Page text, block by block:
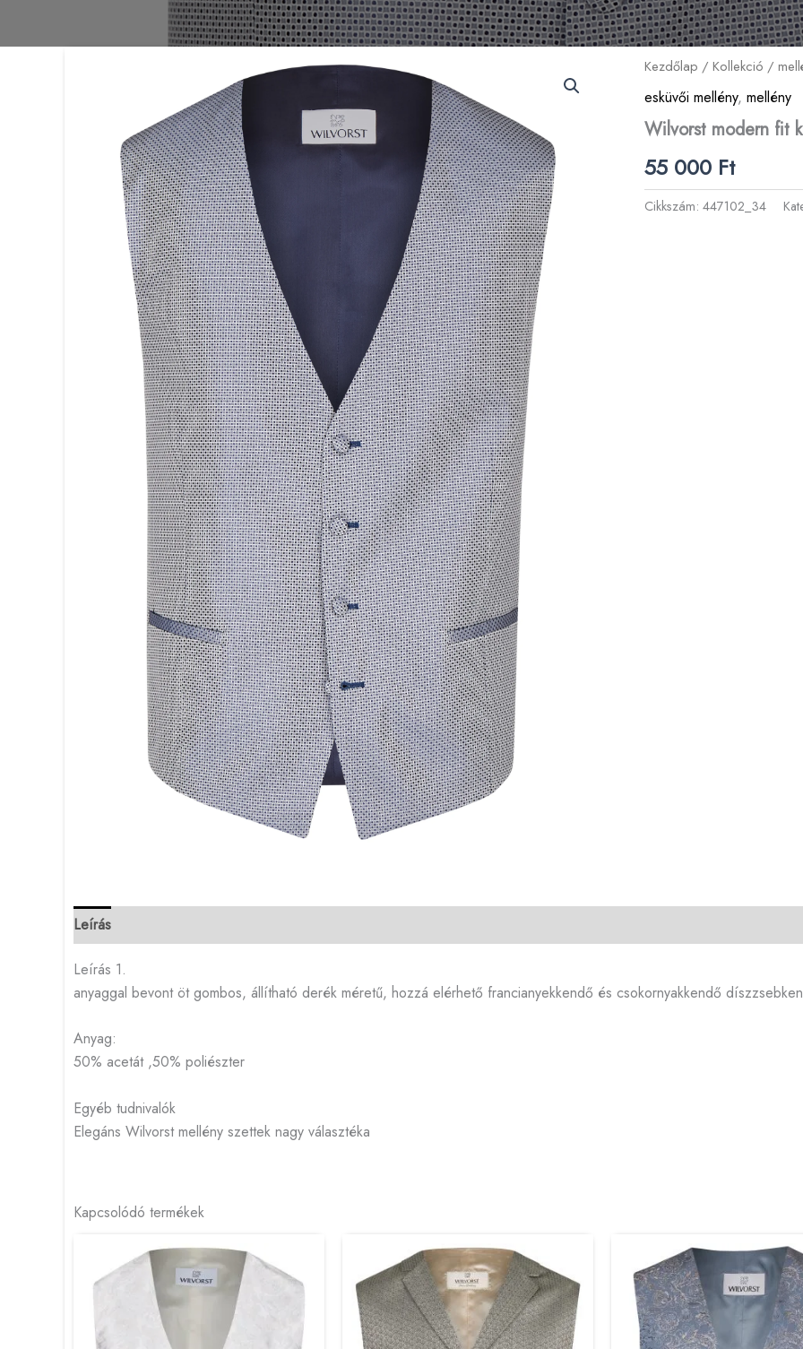
Kezdőlap /Kollekció /
esküvői mellény,mellény
Wilvorst modern fit
55 000 Ft
Cikkszám:447102_34
Leírás
Leírás 1.
anyaggal bevont öt gombos, állítható derék méretű, hozzá elérhető francianyekkendő és csokornyakkendő
Anyag:
50% acetát ,50% poliészter
Egyéb tudnivalók
Elegáns Wilvorst mellény szettek nagy választéka
Kapcsolódó termékek